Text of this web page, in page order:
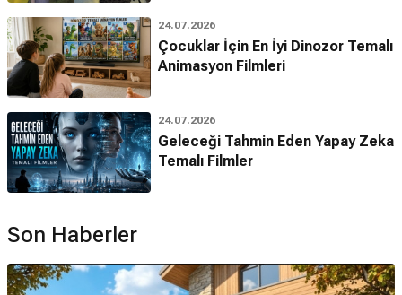
24.07.2026
Çocuklar İçin En İyi Dinozor Temalı
Animasyon Filmleri
24.07.2026
Geleceği Tahmin Eden Yapay Zeka
Temalı Filmler
Son Haberler